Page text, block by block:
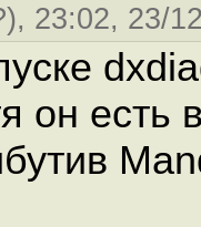
), 23:02, 23/
он есть